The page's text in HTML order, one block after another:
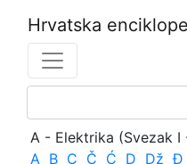
Hrvatska
A - Elektrika (Svezak I
A B C Č Ć D Dž Đ